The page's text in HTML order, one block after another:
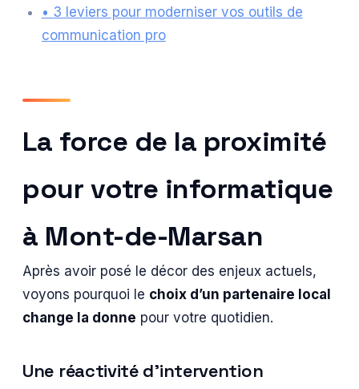
• 3 leviers pour moderniser vos outils de
communication pro
La force de la proximité
pour votre informatique
à Mont-de-Marsan
Après avoir posé le décor des enjeux actuels,
voyons pourquoi le choix d’un partenaire local
change la donne pour votre quotidien.
Une réactivité d’intervention